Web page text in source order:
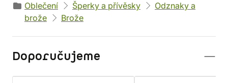
Oblečení
Šperky a přívěsky
Odznaky a
brože
Brože
Doporučujeme